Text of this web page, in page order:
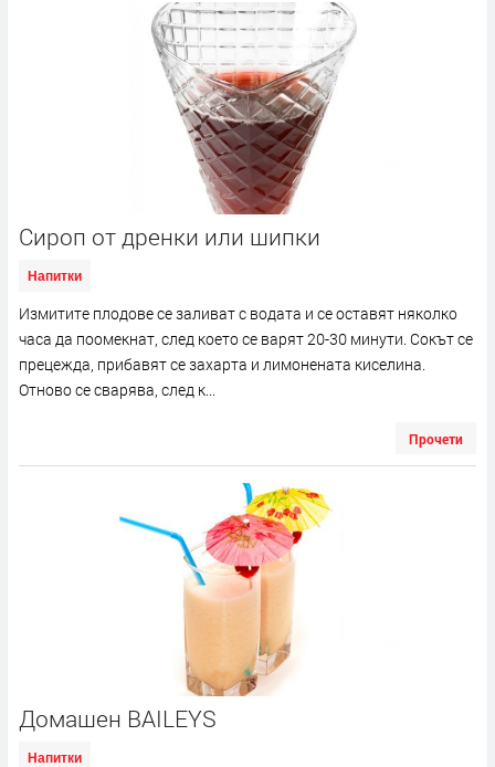
Сироп от дренки или шипки
Напитки
Измитите плодове се заливат с водата и се оставят няколко
часа да поомекнат, след което се варят 20-30 минути. Сокът се
прецежда, прибавят се захарта и лимонената киселина.
Отново се сварява, след к...
Прочети
Домашен BAILEYS
Напитки